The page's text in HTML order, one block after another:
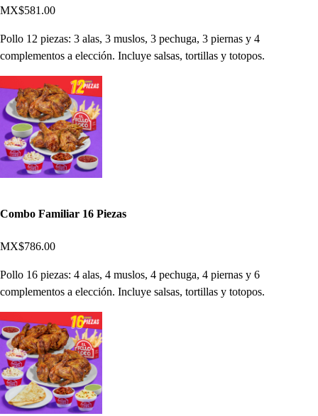
MX$581.00
Pollo 12 piezas: 3 alas, 3 muslos, 3 pechuga, 3 piernas y 4
complementos a elección. Incluye salsas, tortillas y totopos.
Combo Familiar 16 Piezas
MX$786.00
Pollo 16 piezas: 4 alas, 4 muslos, 4 pechuga, 4 piernas y 6
complementos a elección. Incluye salsas, tortillas y totopos.